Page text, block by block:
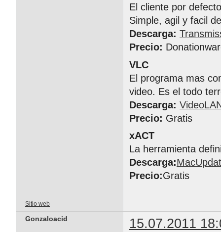
El cliente por
Simple, agil y facil
Descarga:
Precio:
VLC
El programa mas
video. Es el todo
Descarga:
Precio: Gratis
xACT
La herramienta
Descarga:
Precio:Gratis
Sitio web
Gonzaloacid 15.07.2011